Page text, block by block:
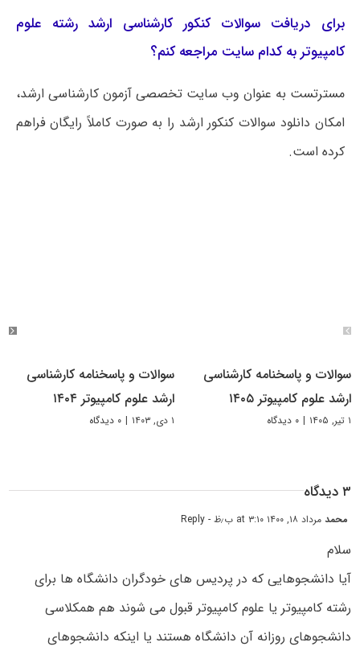
برای دریافت سوالات کنکور کارشناسی ارشد رشته علوم
کامپیوتر به کدام سایت مراجعه کنم؟
مسترتست به عنوان وب سایت تخصصی آزمون کارشناسی ارشد،
امکان دانلود سوالات کنکور ارشد را به صورت کاملاً رایگان فراهم
کرده است.
سوالات و پاسخنامه کارشناسی
ارشد علوم کامپیوتر ۱۴۰۵
۱ تیر, ۱۴۰۵ | ۰ دیدگاه
سوالات و پاسخنامه کارشناسی
ارشد علوم کامپیوتر ۱۴۰۴
۱ دی, ۱۴۰۳ | ۰ دیدگاه
۳ دیدگاه
محمدمرداد ۱۸, ۱۴۰۰ at ۳:۱۰ ب٫ظ - Reply
سلام
آیا دانشجوهایی که در پردیس های خودگران دانشگاه ها برای
رشته کامپیوتر یا علوم کامپیوتر قبول می شوند هم همکلاسی
دانشجوهای روزانه آن دانشگاه هستند یا اینکه دانشجوهای